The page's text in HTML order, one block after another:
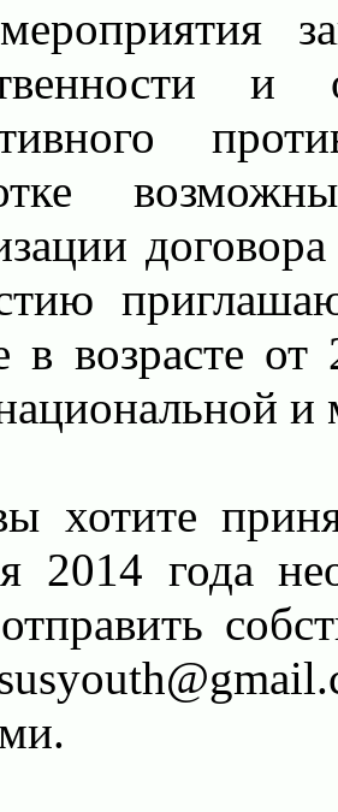
и
в возрасте
и
хотите
2014 года